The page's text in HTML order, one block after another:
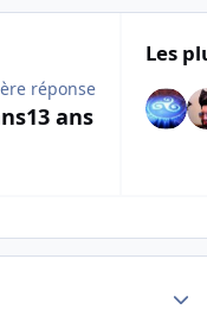
réponse
13 ans
Les
overview